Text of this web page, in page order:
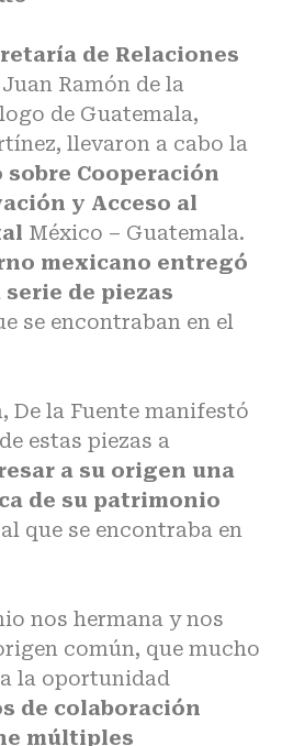
de Relaciones
Juan Ramón de la
de Guatemala,
llevaron a cabo la
sobre Cooperación
y Acceso al
México – Guatemala.
mexicano entregó
serie de piezas
se encontraban en el
De la Fuente manifestó
estas piezas a
a su origen una
de su patrimonio
que se encontraba en
nos hermana y nos
común, que mucho
la oportunidad
de colaboración
múltiples